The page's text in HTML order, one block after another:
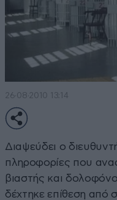
26·08·2010 13:14
Διαψεύδει ο
πληροφορίες που
βιαστής και
δέχτηκε επίθεση από